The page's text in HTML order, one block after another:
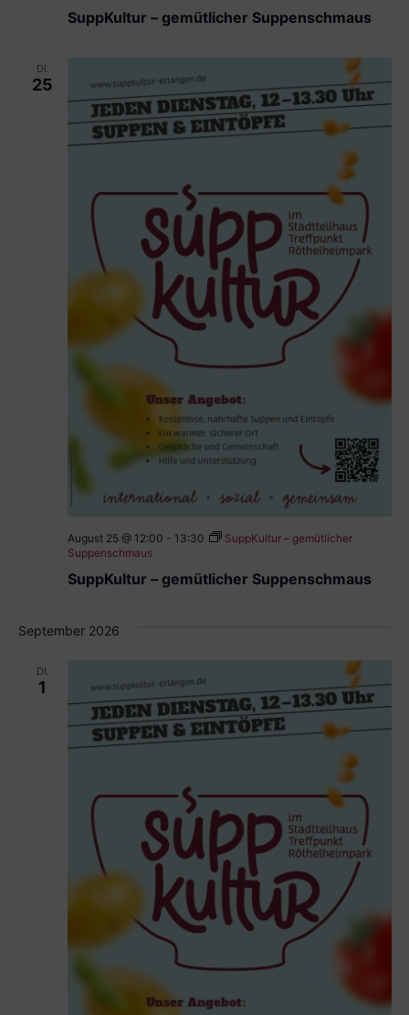
SuppKultur – gemütlicher Suppenschmaus
DI.
25
SuppKultur – gemütlicher Suppenschmaus
August 25 @ 12:00 - 13:30
SuppKultur – gemütlicher
Suppenschmaus
September 2026
DI.
1